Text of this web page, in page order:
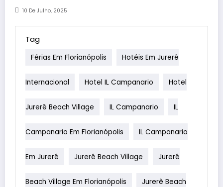
10 De Julho, 2025
Tag
Férias Em Florianópolis Hotéis Em Jurerê
Internacional Hotel IL Campanario Hotel
Jurerê Beach Village IL Campanario IL
Campanario Em Florianópolis IL Campanario
Em Jurerê Jurerê Beach Village Jurerê
Beach Village Em Florianópolis Jurerê Beach